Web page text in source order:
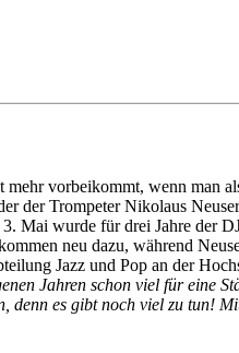
vorbeikommt, wenn man
der Trompeter Nikolaus
Mai wurde für drei Jahre der
neu dazu, während
Jazz und Pop an der
Jahren schon viel für eine
es gibt noch viel zu tun!